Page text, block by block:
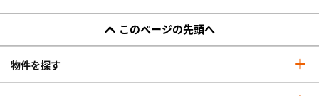
このページの先頭へ
物件を探す